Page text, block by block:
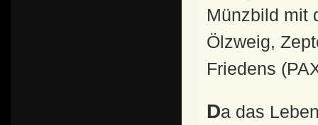
Münzbild mit
Ölzweig,
Friedens
Da das Leben Jesu in seine Regierungszeit fällt,